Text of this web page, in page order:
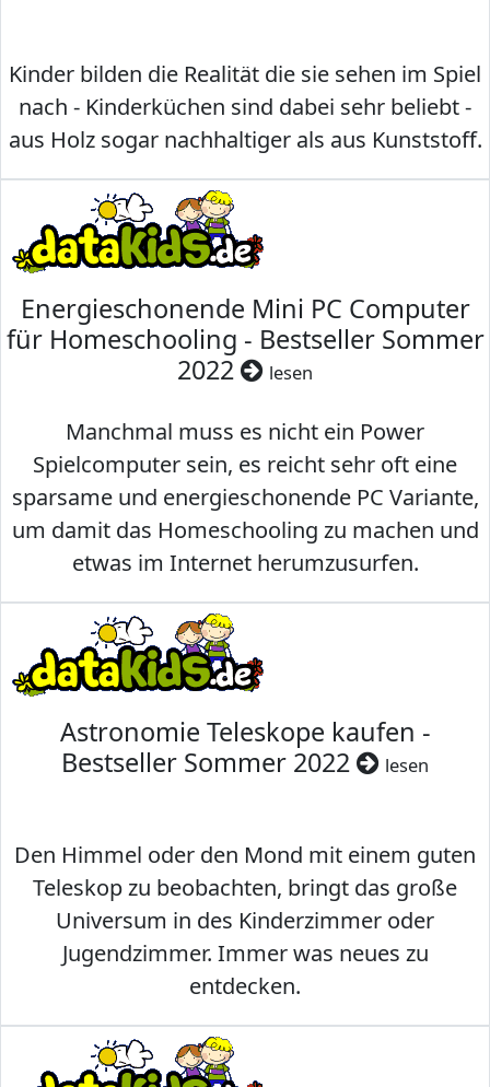
Kinder bilden die Realität die sie sehen im Spiel
nach - Kinderküchen sind dabei sehr beliebt -
aus Holz sogar nachhaltiger als aus Kunststoff.
Energieschonende Mini PC Computer
für Homeschooling - Bestseller Sommer
2022
lesen
Manchmal muss es nicht ein Power
Spielcomputer sein, es reicht sehr oft eine
sparsame und energieschonende PC Variante,
um damit das Homeschooling zu machen und
etwas im Internet herumzusurfen.
Astronomie Teleskope kaufen -
Bestseller Sommer 2022
lesen
Den Himmel oder den Mond mit einem guten
Teleskop zu beobachten, bringt das große
Universum in des Kinderzimmer oder
Jugendzimmer. Immer was neues zu
entdecken.